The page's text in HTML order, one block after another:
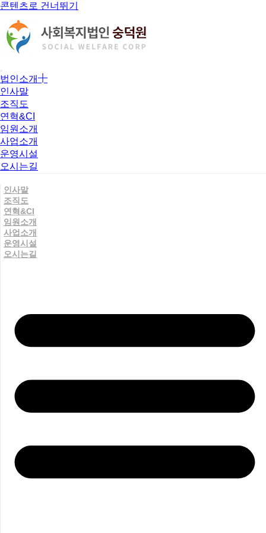
콘텐츠로 건너뛰기
법인소개
인사말
조직도
연혁&CI
임원소개
사업소개
운영시설
오시는길
인사말
조직도
연혁&CI
임원소개
사업소개
운영시설
오시는길